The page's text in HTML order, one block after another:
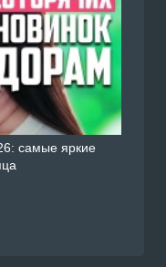
самые яркие